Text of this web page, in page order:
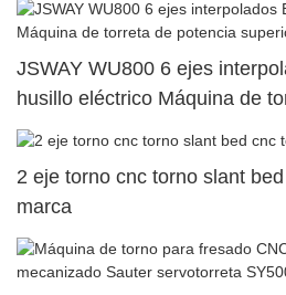
JSWAY WU800 6 ejes
husillo eléctrico Máquina de
superior dual90
2 eje torno cnc torno slant
marca